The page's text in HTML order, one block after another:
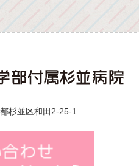
杉並区和田2-25-1